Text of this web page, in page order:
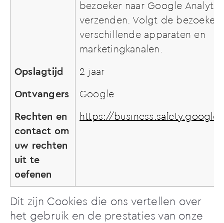
bezoeker naar Google
verzenden. Volgt de bezoeker
verschillende apparaten en
marketingkanalen.
Opslagtijd 2 jaar
Ontvangers Google
Rechten en
contact om
uw rechten
uit te
oefenen
https://
Dit zijn Cookies die ons vertellen over
het gebruik en de prestaties van onze